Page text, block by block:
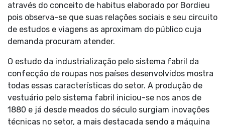
através do conceito de habitus elaborado por Bordieu
pois observa-se que suas relações sociais e seu circuito
de estudos e viagens as aproximam do público cuja
demanda procuram atender.
O estudo da industrialização pelo sistema fabril da
confecção de roupas nos países desenvolvidos mostra
todas essas características do setor. A produção de
vestuário pelo sistema fabril iniciou-se nos anos de
1880 e já desde meados do século surgiam inovações
técnicas no setor, a mais destacada sendo a máquina